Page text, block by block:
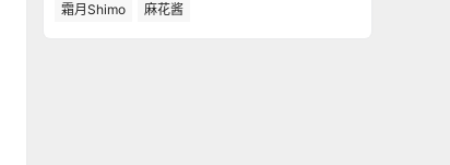
霜月Shimo
麻花酱